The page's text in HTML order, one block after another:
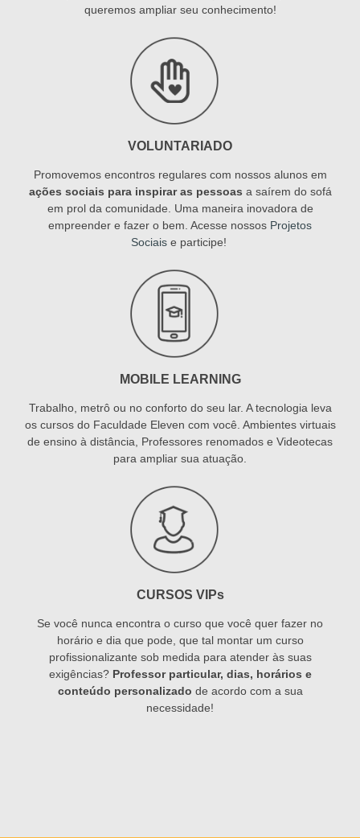
queremos ampliar seu conhecimento!
VOLUNTARIADO
Promovemos encontros regulares com nossos alunos em
ações sociais para inspirar as pessoas a saírem do sofá
em prol da comunidade. Uma maneira inovadora de
empreender e fazer o bem. Acesse nossos Projetos
Sociaise participe!
MOBILE LEARNING
Trabalho, metrô ou no conforto do seu lar. A tecnologia leva
os cursos do Faculdade Eleven com você. Ambientes virtuais
de ensino à distância, Professores renomados e Videotecas
para ampliar sua atuação.
CURSOS VIPs
Se você nunca encontra o curso que você quer fazer no
horário e dia que pode, que tal montar um curso
profissionalizante sob medida para atender às suas
exigências? Professor particular, dias, horários e
conteúdo personalizado de acordo com a sua
necessidade!